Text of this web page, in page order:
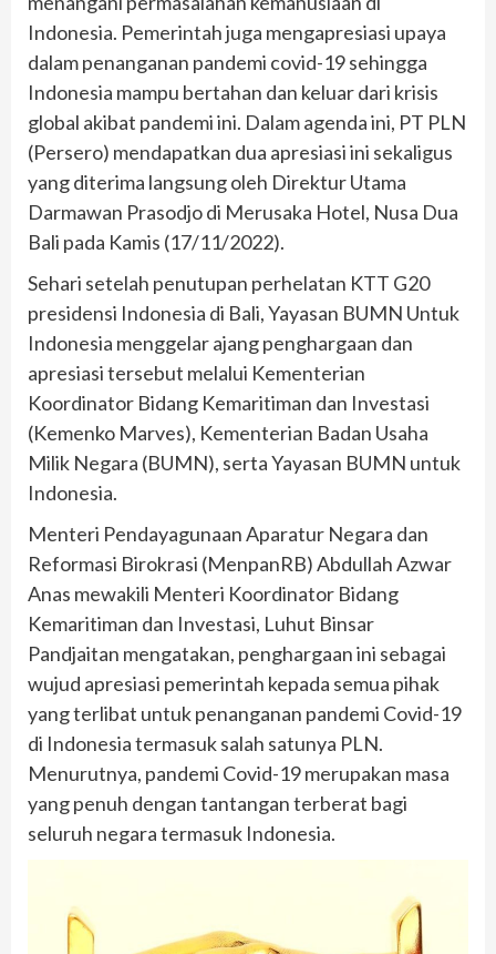
Indonesia. Pemerintah juga mengapresiasi upaya
dalam penanganan pandemi covid-19 sehingga
Indonesia mampu bertahan dan keluar dari krisis
global akibat pandemi ini. Dalam agenda ini, PT PLN
(Persero) mendapatkan dua apresiasi ini sekaligus
yang diterima langsung oleh Direktur Utama
Darmawan Prasodjo di Merusaka Hotel, Nusa Dua
Bali pada Kamis (17/11/2022).
Sehari setelah penutupan perhelatan KTT G20
presidensi Indonesia di Bali, Yayasan BUMN Untuk
Indonesia menggelar ajang penghargaan dan
apresiasi tersebut melalui Kementerian
Koordinator Bidang Kemaritiman dan Investasi
(Kemenko Marves), Kementerian Badan Usaha
Milik Negara (BUMN), serta Yayasan BUMN untuk
Indonesia.
Menteri Pendayagunaan Aparatur Negara dan
Reformasi Birokrasi (MenpanRB) Abdullah Azwar
Anas mewakili Menteri Koordinator Bidang
Kemaritiman dan Investasi, Luhut Binsar
Pandjaitan mengatakan, penghargaan ini sebagai
wujud apresiasi pemerintah kepada semua pihak
yang terlibat untuk penanganan pandemi Covid-19
di Indonesia termasuk salah satunya PLN.
Menurutnya, pandemi Covid-19 merupakan masa
yang penuh dengan tantangan terberat bagi
seluruh negara termasuk Indonesia.